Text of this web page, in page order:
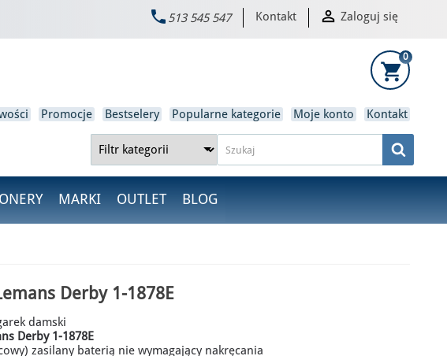
 513 545 547 Kontakt  Zaloguj się
shopping_cart
0
Promocje Bestselery Popularne kategorie Moje konto Kontakt
MARKI OUTLET BLOG
Derby 1-1878E
damski
Derby 1-1878E
zasilany baterią nie wymagający nakręcania
×